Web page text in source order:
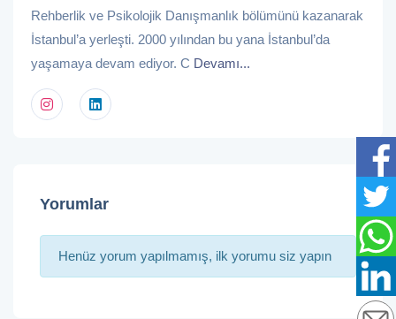
Rehberlik ve Psikolojik Danışmanlık bölümünü kazanarak
İstanbul’a yerleşti. 2000 yılından bu yana İstanbul’da
yaşamaya devam ediyor. C Devamı...
Yorumlar
Henüz yorum yapılmamış, ilk yorumu siz yapın